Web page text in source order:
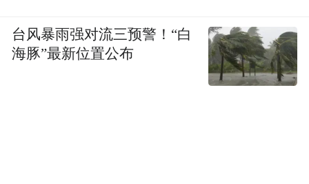
台风暴雨强对流三预警！“白
海豚”最新位置公布